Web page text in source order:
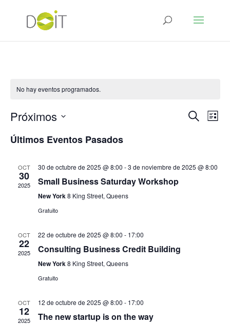
No hay eventos programados.
de
de
Buscarde
Lista
Próximos
la
Últimos Eventos Pasados
OCT
30
2025
30 de octubre de 2025 @ 8:00 -3 de noviembre de 2025 @ 8:00
Small Business Saturday Workshop
New York8 King Street, Queens
Gratuito
OCT
22
2025
22 de octubre de 2025 @ 8:00 - 17:00
Consulting Business Credit Building
New York8 King Street, Queens
Gratuito
OCT
12
2025
12 de octubre de 2025 @ 8:00 - 17:00
The new startup is on the way